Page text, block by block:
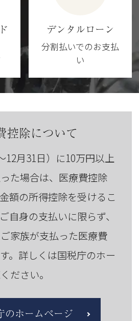
デンタルローン
分割払いでのお支払
い
控除について
12月31日）に10万円以上
た場合は、医療費控除
額の所得控除を受けるこ
自身の支払いに限らず、
家族が支払った医療費
。詳しくは国税庁のホー
ださい。
のホームページ